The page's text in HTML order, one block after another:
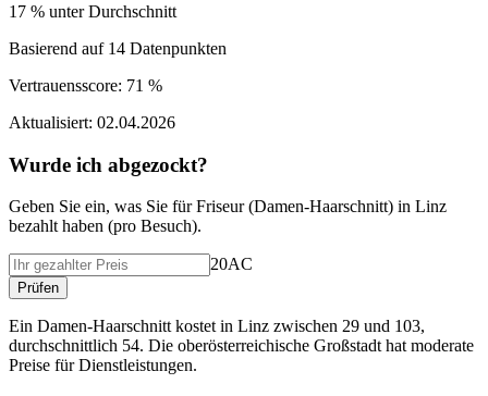
17 % unter Durchschnitt
Basierend auf 14 Datenpunkten
Vertrauensscore: 71 %
Aktualisiert: 02.04.2026
Wurde ich abgezockt?
Geben Sie ein, was Sie fürFriseur (Damen-Haarschnitt) in Linz
bezahlt haben (pro Besuch).
20AC
Prüfen
Ein Damen-Haarschnitt kostet in Linz zwischen 29 und 103,
durchschnittlich 54. Die oberösterreichische Großstadt hat moderate
Preise für Dienstleistungen.